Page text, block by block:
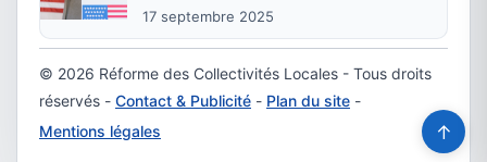
17 septembre 2025
© 2026 Réforme des Collectivités Locales - Tous droits
réservés - Contact & Publicité - Plan du site -
Mentions légales
↑